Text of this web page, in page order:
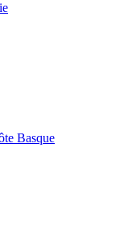
Basque